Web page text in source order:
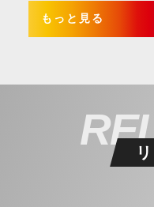
もっと見る